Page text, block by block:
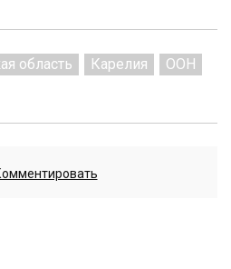
область Карелия
ООН